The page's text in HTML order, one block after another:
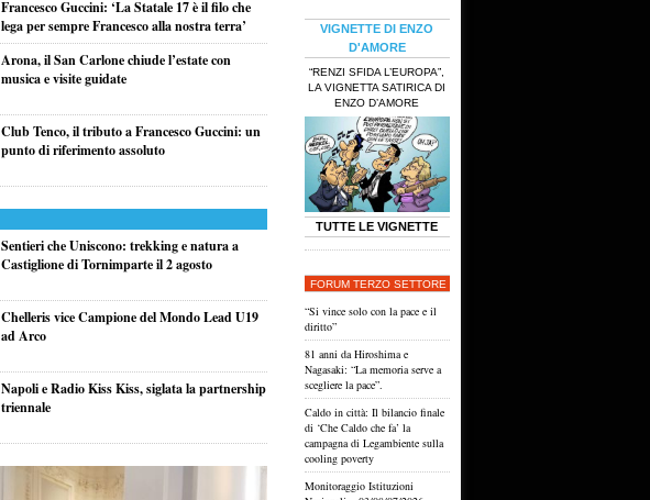
Francesco Guccini: ‘La Statale 17 è il filo che
lega per sempre Francesco alla nostra terra’
Arona, il San Carlone chiude l’estate con
musica e visite guidate
Club Tenco, il tributo a Francesco Guccini: un
punto di riferimento assoluto
Sentieri che Uniscono: trekking e natura a
Castiglione di Tornimparte il 2 agosto
Chelleris vice Campione del Mondo Lead U19
ad Arco
Napoli e Radio Kiss Kiss, siglata la partnership
triennale
VIGNETTE DI ENZO
D'AMORE
“RENZI SFIDA L’EUROPA”,
LA VIGNETTA SATIRICA DI
ENZO D’AMORE
TUTTE LE VIGNETTE
FORUM TERZO SETTORE
“Si vince solo con la pace e il
diritto”
81 anni da Hiroshima e
Nagasaki: “La memoria serve a
scegliere la pace”.
Caldo in città: Il bilancio finale
di ‘Che Caldo che fa’ la
campagna di Legambiente sulla
cooling poverty
Monitoraggio Istituzioni